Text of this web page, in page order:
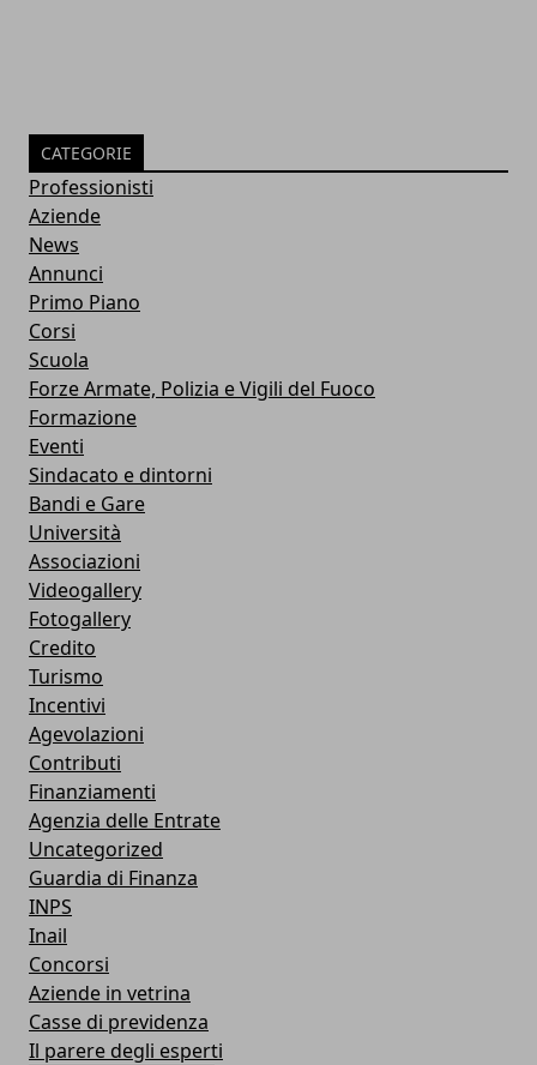
CATEGORIE
Professionisti
Aziende
News
Annunci
Primo Piano
Corsi
Scuola
Forze Armate, Polizia e Vigili del Fuoco
Formazione
Eventi
Sindacato e dintorni
Bandi e Gare
Università
Associazioni
Videogallery
Fotogallery
Credito
Turismo
Incentivi
Agevolazioni
Contributi
Finanziamenti
Agenzia delle Entrate
Uncategorized
Guardia di Finanza
INPS
Inail
Concorsi
Aziende in vetrina
Casse di previdenza
Il parere degli esperti